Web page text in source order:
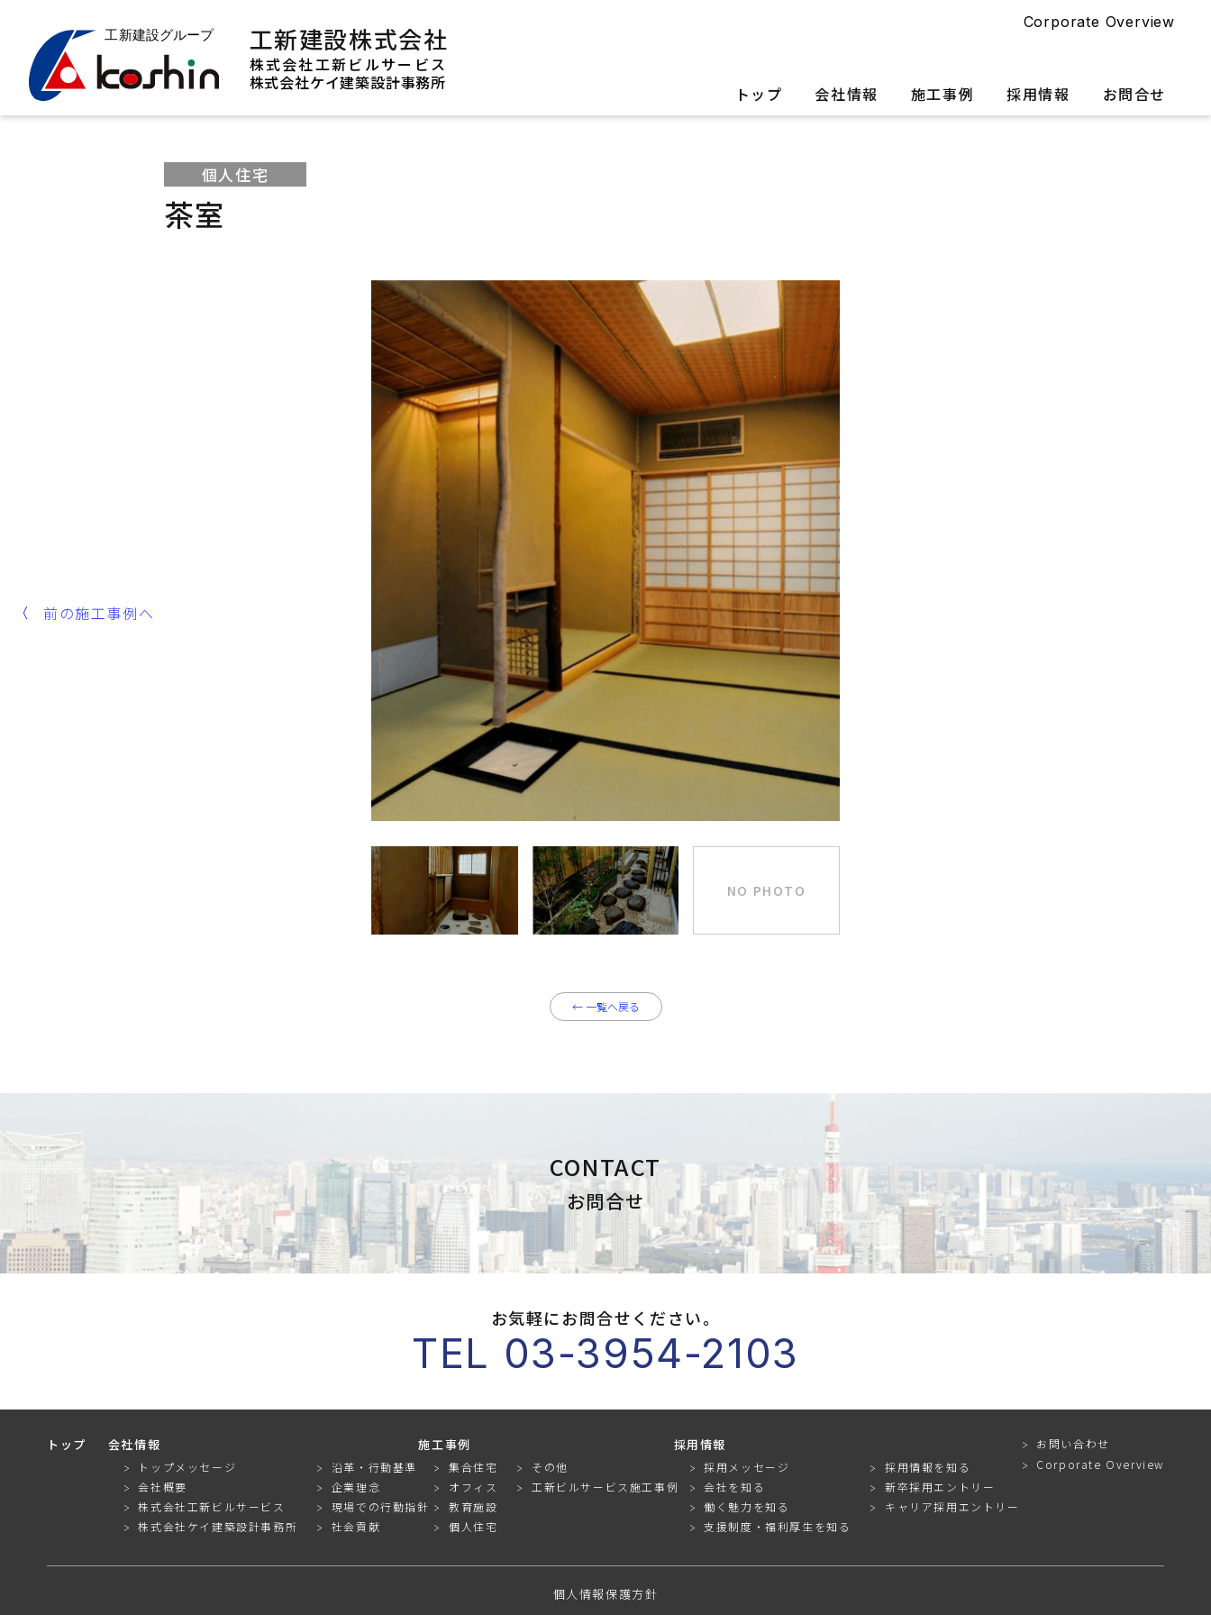
工新建設株式会社
株式会社工新ビルサービス
株式会社ケイ建築設計事務所
トップ 会社情報 施工事例 採用情報 お問合せ
Corporate Overview
個人住宅
茶室
NO PHOTO
ナ
ビ
ゲ
前の施工事例へ
← 一覧へ戻る
CONTACT
お問合せ
お気軽にお問合せください。
TEL 03-3954-2103
トップ 会社情報
トップメッセージ
会社概要
株式会社工新ビルサービス
株式会社ケイ建築設計事務所
沿革・行動基準
企業理念
現場での行動指針
社会貢献
施工事例
集合住宅
オフィス
教育施設
個人住宅
その他
工新ビルサービス施工事例
採用情報
採用メッセージ
会社を知る
働く魅力を知る
支援制度・福利厚生を知る
採用情報を知る
新卒採用エントリー
キャリア採用エントリー
お問い合わせ
Corporate Overview
個人情報保護方針